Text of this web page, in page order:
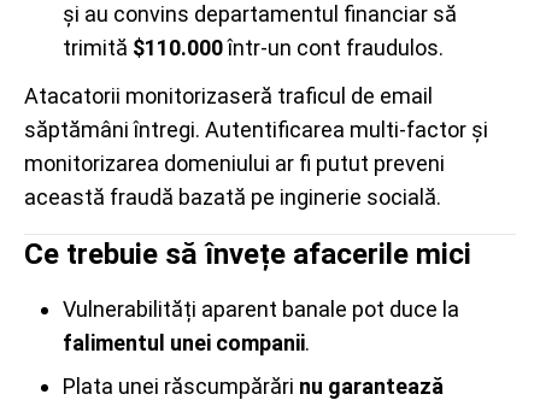
și au convins departamentul financiar să
trimită $110.000într-un cont fraudulos.
Atacatorii monitorizaseră traficul de email
săptămâni întregi. Autentificarea multi-factor și
monitorizarea domeniului ar fi putut preveni
această fraudă bazată pe inginerie socială.
Ce trebuie să învețe afacerile mici
Vulnerabilități aparent banale pot duce la
falimentul unei companii.
Plata unei răscumpărări nu garantează